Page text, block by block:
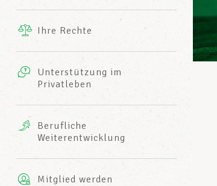
INFO-CENTER
des LCGBs
Ihre Rechte
Unterstützung im
Privatleben
Leistungen
Mutuelle
AXA
Berufliche
Weiterentwicklung
Mitglied werden